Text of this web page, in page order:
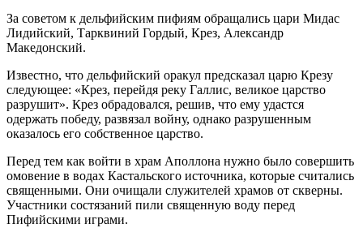
За советом к дельфийским пифиям обращались цари Мидас
Лидийский, Тарквиний Гордый, Крез, Александр
Македонский.
Известно, что дельфийский оракул предсказал царю Крезу
следующее: «Крез, перейдя реку Галлис, великое царство
разрушит». Крез обрадовался, решив, что ему удастся
одержать победу, развязал войну, однако разрушенным
оказалось его собственное царство.
Перед тем как войти в храм Аполлона нужно было совершить
омовение в водах Кастальского источника, которые считались
священными. Они очищали служителей храмов от скверны.
Участники состязаний пили священную воду перед
Пифийскими играми.